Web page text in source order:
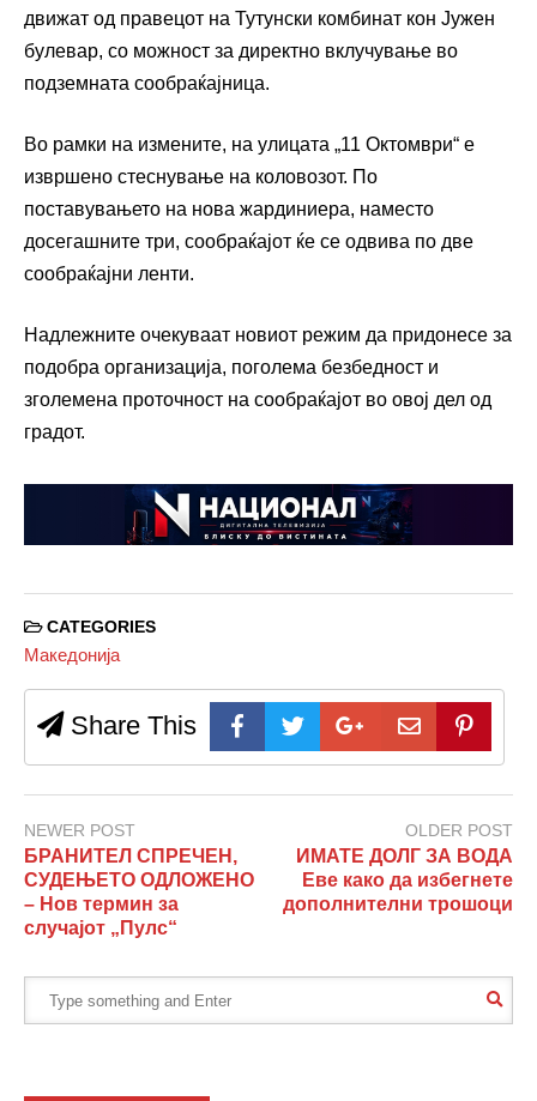
движат од правецот на Тутунски комбинат кон Јужен
булевар, со можност за директно вклучување во
подземната сообраќајница.
Во рамки на измените, на улицата „11 Октомври“ е
извршено стеснување на коловозот. По
поставувањето на нова жардиниера, наместо
досегашните три, сообраќајот ќе се одвива по две
сообраќајни ленти.
Надлежните очекуваат новиот режим да придонесе за
подобра организација, поголема безбедност и
зголемена проточност на сообраќајот во овој дел од
градот.
CATEGORIES
Македонија
Share This
NEWER POST
БРАНИТЕЛ СПРЕЧЕН,
СУДЕЊЕТО ОДЛОЖЕНО
– Нов термин за
случајот „Пулс“
OLDER POST
ИМАТЕ ДОЛГ ЗА ВОДА
Еве како да избегнете
дополнителни трошоци